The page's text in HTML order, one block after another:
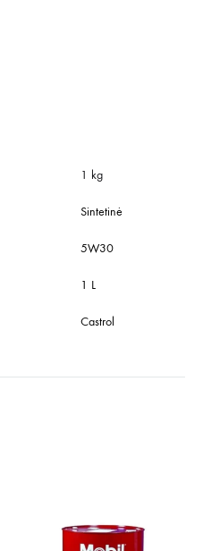
1 kg
Sintetinė
5W30
1 L
Castrol